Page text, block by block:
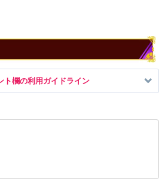
ト欄の利用ガイドライン
場合によってはコメント削除や書き込み制